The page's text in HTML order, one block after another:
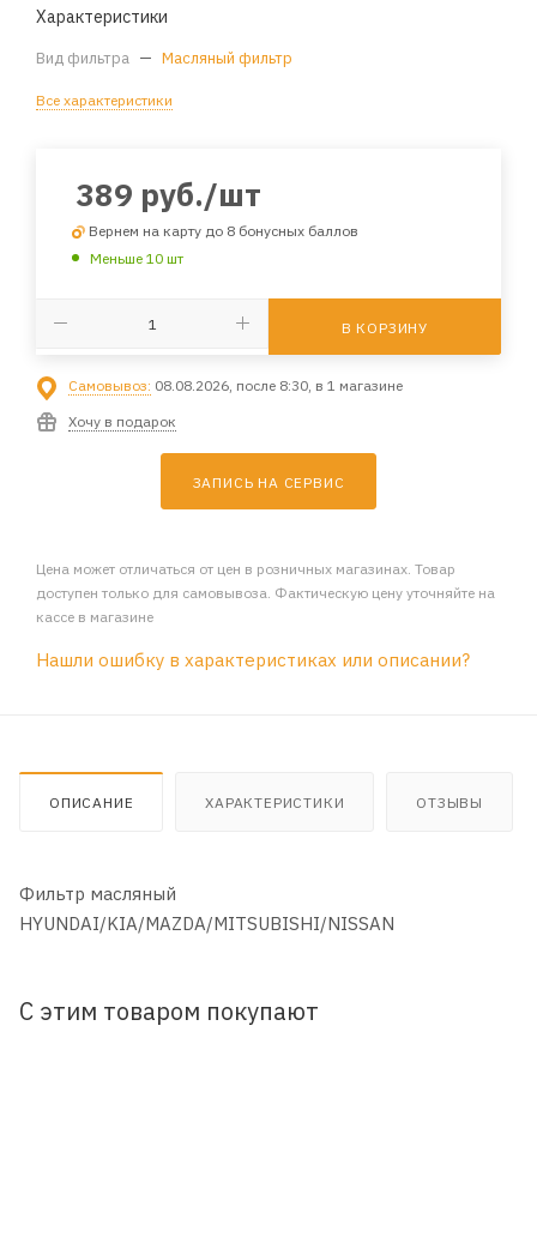
Характеристики
Вид фильтра — Масляный фильтр
Все характеристики
389 руб./шт
Вернем на карту до 8 бонусных баллов
Меньше 10 шт
В КОРЗИНУ
Самовывоз: 08.08.2026, после 8:30, в 1 магазине
Хочу в подарок
ЗАПИСЬ НА СЕРВИС
Цена может отличаться от цен в розничных магазинах. Товар
доступен только для самовывоза. Фактическую цену уточняйте на
кассе в магазине
Нашли ошибку в характеристиках или описании?
ОПИСАНИЕ ХАРАКТЕРИСТИКИ ОТЗЫВЫ
Фильтр масляный
HYUNDAI/KIA/MAZDA/MITSUBISHI/NISSAN
С этим товаром покупают